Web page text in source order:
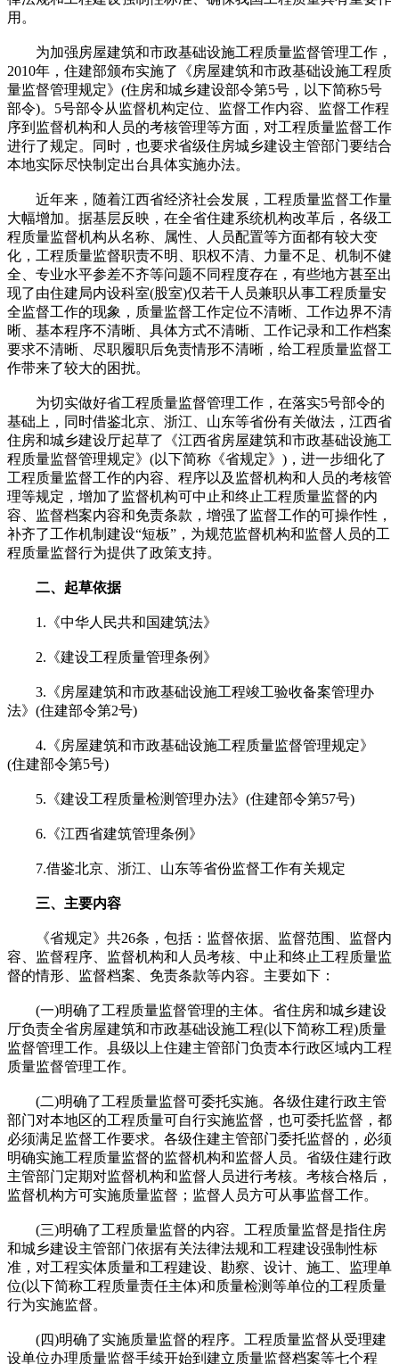
用。
为加强房屋建筑和市政基础设施工程质量监督管理工作，
2010年，住建部颁布实施了《房屋建筑和市政基础设施工程质
量监督管理规定》(住房和城乡建设部令第5号，以下简称5号
部令)。5号部令从监督机构定位、监督工作内容、监督工作程
序到监督机构和人员的考核管理等方面，对工程质量监督工作
进行了规定。同时，也要求省级住房城乡建设主管部门要结合
本地实际尽快制定出台具体实施办法。
近年来，随着江西省经济社会发展，工程质量监督工作量
大幅增加。据基层反映，在全省住建系统机构改革后，各级工
程质量监督机构从名称、属性、人员配置等方面都有较大变
化，工程质量监督职责不明、职权不清、力量不足、机制不健
全、专业水平参差不齐等问题不同程度存在，有些地方甚至出
现了由住建局内设科室(股室)仅若干人员兼职从事工程质量安
全监督工作的现象，质量监督工作定位不清晰、工作边界不清
晰、基本程序不清晰、具体方式不清晰、工作记录和工作档案
要求不清晰、尽职履职后免责情形不清晰，给工程质量监督工
作带来了较大的困扰。
为切实做好省工程质量监督管理工作，在落实5号部令的
基础上，同时借鉴北京、浙江、山东等省份有关做法，江西省
住房和城乡建设厅起草了《江西省房屋建筑和市政基础设施工
程质量监督管理规定》(以下简称《省规定》)，进一步细化了
工程质量监督工作的内容、程序以及监督机构和人员的考核管
理等规定，增加了监督机构可中止和终止工程质量监督的内
容、监督档案内容和免责条款，增强了监督工作的可操作性，
补齐了工作机制建设“短板”，为规范监督机构和监督人员的工
程质量监督行为提供了政策支持。
二、起草依据
1.《中华人民共和国建筑法》
2.《建设工程质量管理条例》
3.《房屋建筑和市政基础设施工程竣工验收备案管理办
法》(住建部令第2号)
4.《房屋建筑和市政基础设施工程质量监督管理规定》
(住建部令第5号)
5.《建设工程质量检测管理办法》(住建部令第57号)
6.《江西省建筑管理条例》
7.借鉴北京、浙江、山东等省份监督工作有关规定
三、主要内容
《省规定》共26条，包括：监督依据、监督范围、监督内
容、监督程序、监督机构和人员考核、中止和终止工程质量监
督的情形、监督档案、免责条款等内容。主要如下：
(一)明确了工程质量监督管理的主体。省住房和城乡建设
厅负责全省房屋建筑和市政基础设施工程(以下简称工程)质量
监督管理工作。县级以上住建主管部门负责本行政区域内工程
质量监督管理工作。
(二)明确了工程质量监督可委托实施。各级住建行政主管
部门对本地区的工程质量可自行实施监督，也可委托监督，都
必须满足监督工作要求。各级住建主管部门委托监督的，必须
明确实施工程质量监督的监督机构和监督人员。省级住建行政
主管部门定期对监督机构和监督人员进行考核。考核合格后，
监督机构方可实施质量监督；监督人员方可从事监督工作。
(三)明确了工程质量监督的内容。工程质量监督是指住房
和城乡建设主管部门依据有关法律法规和工程建设强制性标
准，对工程实体质量和工程建设、勘察、设计、施工、监理单
位(以下简称工程质量责任主体)和质量检测等单位的工程质量
行为实施监督。
(四)明确了实施质量监督的程序。工程质量监督从受理建
设单位办理质量监督手续开始到建立质量监督档案等七个程